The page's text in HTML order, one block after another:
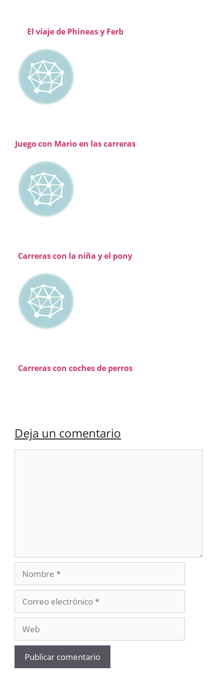
El viaje de Phineas y Ferb
Juego con Mario en las carreras
Carreras con la niña y el pony
Carreras con coches de perros
Deja un comentario
Nombre
electrónico